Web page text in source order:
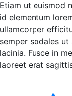
Etiam ut euismod
id elementum
ullamcorper
semper sodales
lacinia. Fusce in
laoreet erat